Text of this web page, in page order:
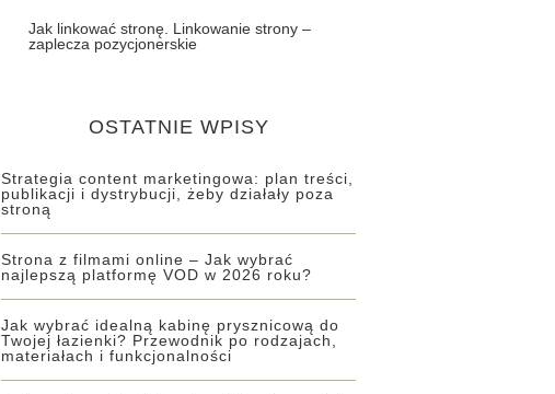
Jak linkować stronę. Linkowanie strony –
zaplecza pozycjonerskie
OSTATNIE WPISY
Strategia content marketingowa: plan treści,
publikacji i dystrybucji, żeby działały poza
stroną
Strona z filmami online – Jak wybrać
najlepszą platformę VOD w 2026 roku?
Jak wybrać idealną kabinę prysznicową do
Twojej łazienki? Przewodnik po rodzajach,
materiałach i funkcjonalności